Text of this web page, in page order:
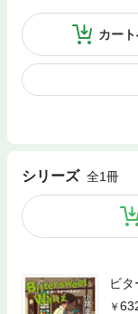
カー
シリーズ 全1冊
ビ